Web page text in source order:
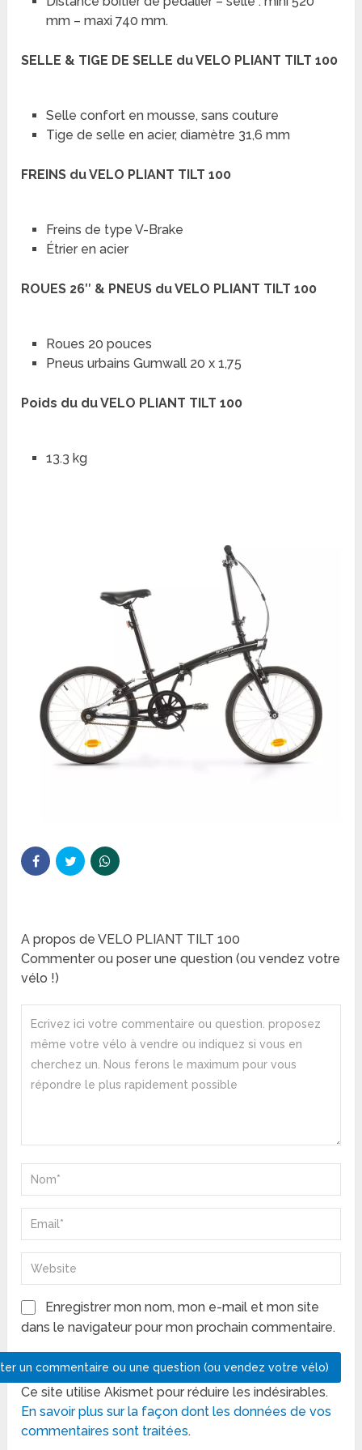
mm – maxi 740 mm.
SELLE & TIGE DE SELLE du VELO PLIANT TILT 100
Selle confort en mousse, sans couture
Tige de selle en acier, diamètre 31,6 mm
FREINS du VELO PLIANT TILT 100
Freins de type V-Brake
Étrier en acier
ROUES 26″ & PNEUS du VELO PLIANT TILT 100
Roues 20 pouces
Pneus urbains Gumwall 20 x 1,75
Poids du du VELO PLIANT TILT 100
13.3 kg
A propos de VELO PLIANT TILT 100
Commenter ou poser une question (ou vendez votre
vélo !)
Enregistrer mon nom, mon e-mail et mon site
dans le navigateur pour mon prochain commentaire.
Ce site utilise Akismet pour réduire les indésirables.
En savoir plus sur la façon dont les données de vos
commentaires sont traitées.